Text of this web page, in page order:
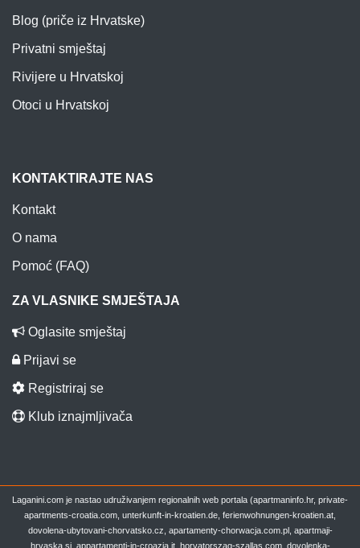
Blog (priče iz Hrvatske)
Privatni smještaj
Rivijere u Hrvatskoj
Otoci u Hrvatskoj
KONTAKTIRAJTE NAS
Kontakt
O nama
Pomoć (FAQ)
ZA VLASNIKE SMJEŠTAJA
Oglasite smještaj
Prijavi se
Registriraj se
Klub iznajmljivača
Laganini.com je nastao udruživanjem regionalnih web portala (apartmaninfo.hr, private-
apartments-croatia.com, unterkunft-in-kroatien.de, ferienwohnungen-kroatien.at,
dovolena-ubytovani-chorvatsko.cz, apartamenty-chorwacja.com.pl, apartmaji-
hrvaska.si, appartamenti-in-croazia.it, horvatorszag-szallas.com, dovolenka-